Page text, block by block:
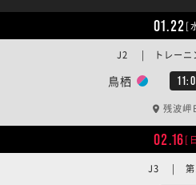
01.22[
鳥栖
J2 | トレーニ
残波岬
02.16[
J3 | 第